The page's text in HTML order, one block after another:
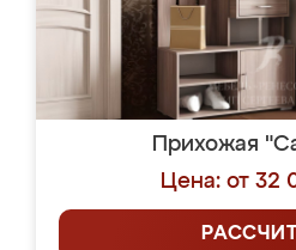
Прихожая
Цена: от 32